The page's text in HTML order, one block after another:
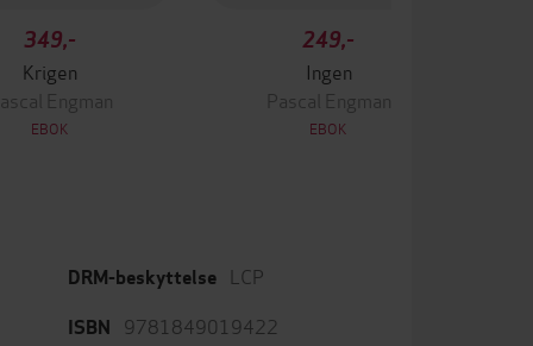
349,-
Krigen
Engman
EBOK
249,-
Ingen
Pascal Engman
EBOK
DRM-beskyttelse LCP
ISBN 9781849019422